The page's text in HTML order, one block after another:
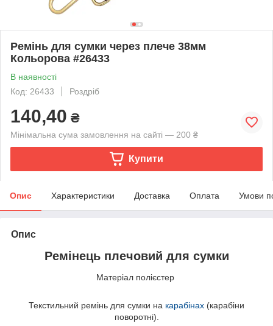
Ремінь для сумки через плече 38мм
Кольорова #26433
В наявності
Код: 26433
Роздріб
140,40 ₴
Мінімальна сума замовлення на сайті — 200 ₴
Купити
Опис Характеристики Доставка Оплата Умови
Опис
Ремінець плечовий для сумки
Матеріал полієстер
Текстильний ремінь для сумки на карабінах (карабіни
поворотні).